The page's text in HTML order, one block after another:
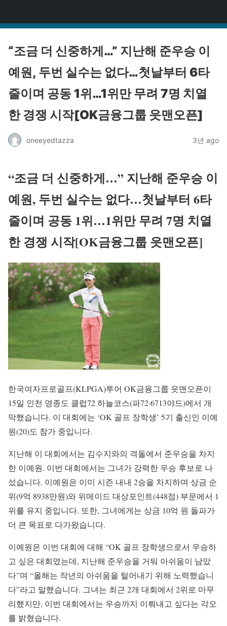
“조금 더 신중하게…” 지난해 준우승 이
예원, 두번 실수는 없다…첫날부터 6타
줄이며 공동 1위…1위만 무려 7명 치열
한 경쟁 시작[OK금융그룹 읏맨오픈]
oneeyedtazza 3년 ago
“조금 더 신중하게…” 지난해 준우승 이
예원, 두번 실수는 없다…첫날부터 6타
줄이며 공동 1위…1위만 무려 7명 치열
한 경쟁 시작[OK금융그룹 읏맨오픈]
한국여자프로골프(KLPGA)투어 OK금융그룹 읏맨오픈이
15일 인천 영종도 클럽72 하늘코스(파72·6713야드)에서 개
막했습니다. 이 대회에는 ‘OK 골프 장학생’ 5기 출신인 이예
원(20)도 참가 중입니다.
지난해 이 대회에서는 김수지와의 격돌에서 준우승을 차지
한 이예원. 이번 대회에서는 그녀가 강력한 우승 후보로 나
섰습니다. 이예원은 이미 시즌 내내 2승을 차지하며 상금 순
위(9억 8938만원)와 위메이드 대상포인트(448점) 부문에서 1
위를 유지 중입니다. 또한, 그녀에게는 상금 10억 원 돌파가
더 큰 목표로 다가왔습니다.
이예원은 이번 대회에 대해 “OK 골프 장학생으로서 우승하
고 싶은 대회였는데, 지난해 준우승을 거둬 아쉬움이 남았
다”며 “올해는 작년의 아쉬움을 털어내기 위해 노력했습니
다”라고 말했습니다. 그녀는 최근 2개 대회에서 2위로 마무
리했지만, 이번 대회에서는 우승까지 이뤄내고 싶다는 각오
를 밝혔습니다.